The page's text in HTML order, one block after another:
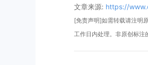
文章来源: https://
[免责声明]如需转载请注明
工作日内处理。非原创标注